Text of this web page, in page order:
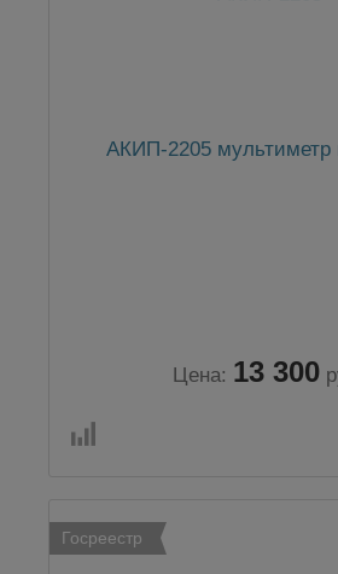
АКИП-2205 мультиметр
Цена: 13 300
Госреестр